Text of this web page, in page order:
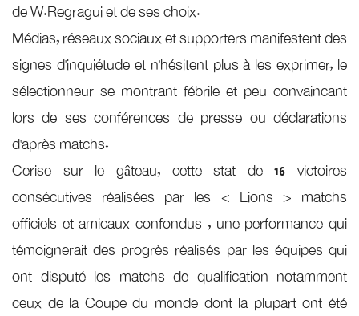
de W.Regragui et de ses choix.
Médias, réseaux sociaux et supporters manifestent des
signes d’inquiétude et n’hésitent plus à les exprimer, le
sélectionneur se montrant fébrile et peu convaincant
lors de ses conférences de presse ou déclarations
d’après matchs.
Cerise sur le gâteau, cette stat de 16 victoires
consécutives réalisées par les < Lions > matchs
officiels et amicaux confondus , une performance qui
témoignerait des progrès réalisés par les équipes qui
ont disputé les matchs de qualification notamment
ceux de la Coupe du monde dont la plupart ont été